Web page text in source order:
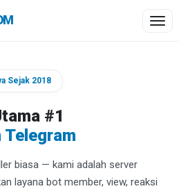
Sejak 2018
#1
Telegram
biasa — kami adalah server
layana bot member, view, reaksi